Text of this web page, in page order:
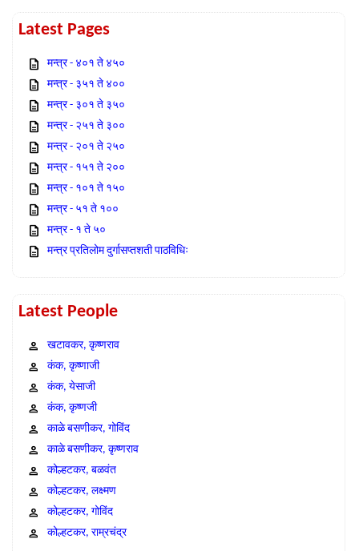
Latest Pages
मन्त्र - ४०१ ते ४५०
मन्त्र - ३५१ ते ४००
मन्त्र - ३०१ ते ३५०
मन्त्र - २५१ ते ३००
मन्त्र - २०१ ते २५०
मन्त्र - १५१ ते २००
मन्त्र - १०१ ते १५०
मन्त्र - ५१ ते १००
मन्त्र - १ ते ५०
मन्त्र प्रतिलोम दुर्गासप्तशती पाठविधिः
Latest People
खटावकर, कृष्णराव
कंक, कृष्णाजी
कंक, येसाजी
कंक, कृष्णजी
काळे बसणीकर, गोविंद
काळे बसणीकर, कृष्णराव
कोल्हटकर, बळवंत
कोल्हटकर, लक्ष्मण
कोल्हटकर, गोविंद
कोल्हटकर, राम्रचंद्र